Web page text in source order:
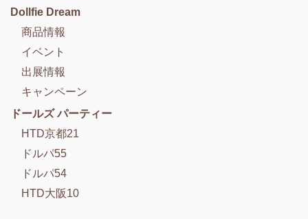
Dollfie Dream
商品情報
イベント
出展情報
キャンペーン
ドールズ パーティー
HTD京都21
ドルパ55
ドルパ54
HTD大阪10